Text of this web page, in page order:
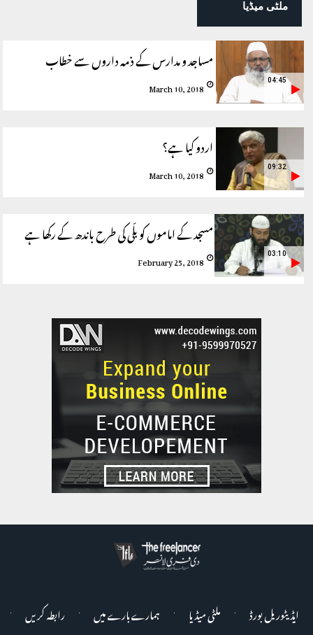
ملٹی میڈیا
مساجد و مدارس کے ذمہ داروں سے خطاب
March 10, 2018 04:45
اردو کیا ہے؟
March 10, 2018 09:32
مسجد کے اماموں کو بلّی کی طرح باندھ کے رکھا ہے
February 25, 2018 03:10
ایڈیٹوریل بورڈ ملٹی میڈیا ہمارے بارے میں رابطہ کریں